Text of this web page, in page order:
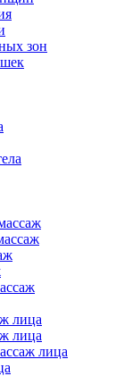
зон
лица
лица
лица